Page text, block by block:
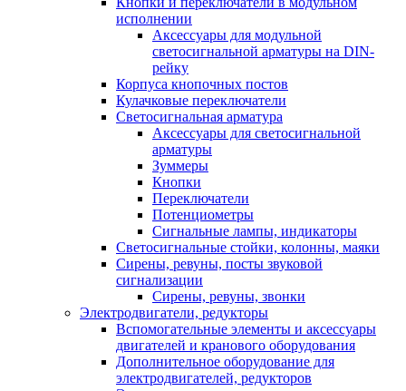
исполнении
Аксессуары для модульной
светосигнальной арматуры на DIN-
рейку
Корпуса кнопочных постов
Кулачковые переключатели
Светосигнальная арматура
Аксессуары для светосигнальной
арматуры
Зуммеры
Кнопки
Переключатели
Потенциометры
Сигнальные лампы, индикаторы
Светосигнальные стойки, колонны, маяки
Сирены, ревуны, посты звуковой
сигнализации
Сирены, ревуны, звонки
Электродвигатели, редукторы
Вспомогательные элементы и аксессуары
двигателей и кранового оборудования
Дополнительное оборудование для
электродвигателей, редукторов